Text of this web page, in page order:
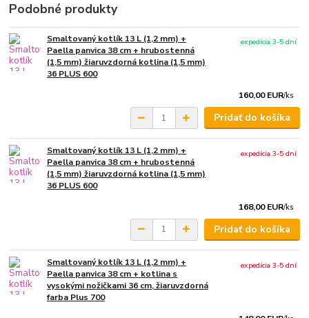
Podobné produkty
Smaltovaný kotlík 13 L (1,2 mm) +
Paella panvica 38 cm + hrubostenná
(1,5 mm) žiaruvzdorná kotlina (1,5 mm)
36 PLUS 600
160,00 EUR/ks
expedícia 3-5 dní
Pridať do košíka
Smaltovaný kotlík 13 L (1,2 mm) +
Paella panvica 38 cm + hrubostenná
(1,5 mm) žiaruvzdorná kotlina (1,5 mm)
36 PLUS 600
168,00 EUR/ks
expedícia 3-5 dní
Pridať do košíka
Smaltovaný kotlík 13 L (1,2 mm) +
Paella panvica 38 cm + kotlina s
vysokými nožičkami 36 cm, žiaruvzdorná
farba Plus 700
expedícia 3-5 dní